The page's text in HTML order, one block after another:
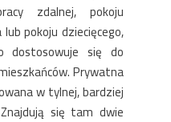
zdalnej, pokoju
pokoju dziecięcego,
dostosowuje się do
Prywatna
w tylnej, bardziej
się tam dwie